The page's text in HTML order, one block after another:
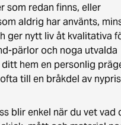
som redan finns, eller
aldrig har använts,
ger nytt liv åt kvalitativa
pärlor och noga utvalda
hem en personlig
till en bråkdel av
blir enkel när du vet vad